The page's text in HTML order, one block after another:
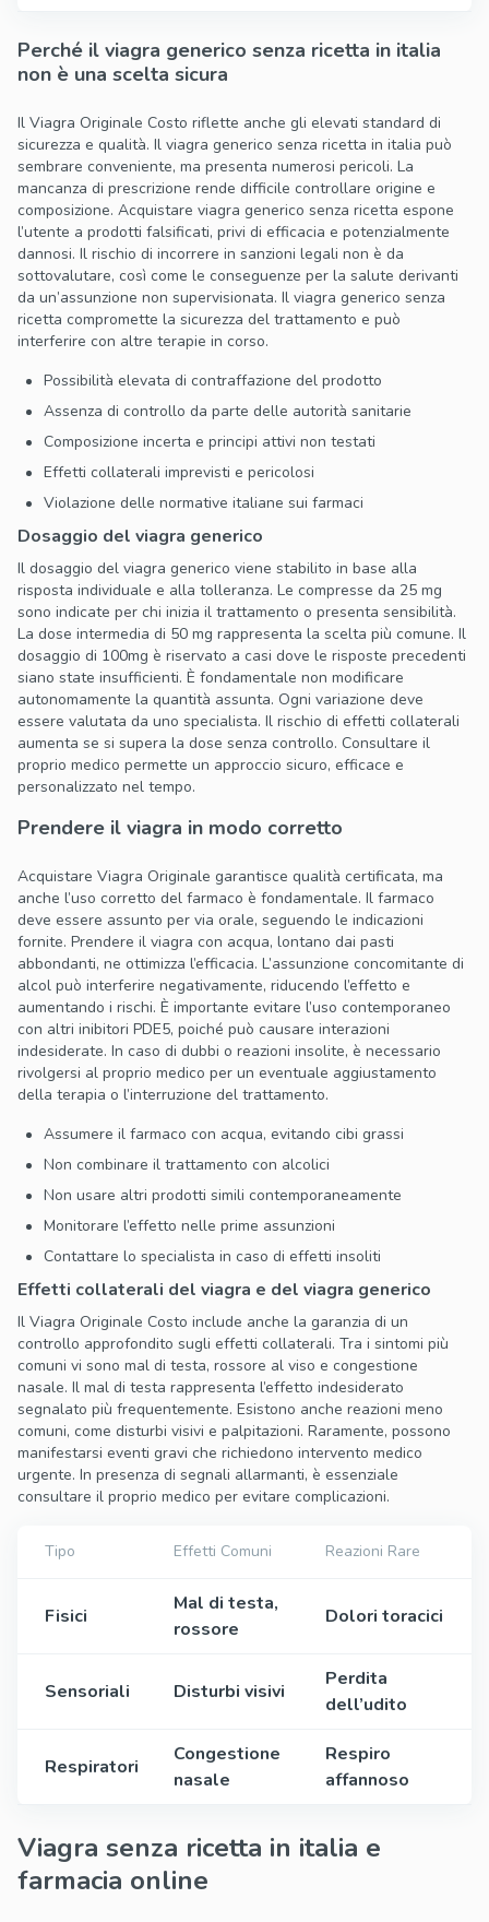
Perché il viagra generico senza ricetta in italia
non è una scelta sicura
Il Viagra Originale Costo riflette anche gli elevati standard di
sicurezza e qualità. Il viagra generico senza ricetta in italia può
sembrare conveniente, ma presenta numerosi pericoli. La
mancanza di prescrizione rende difficile controllare origine e
composizione. Acquistare viagra generico senza ricetta espone
l’utente a prodotti falsificati, privi di efficacia e potenzialmente
dannosi. Il rischio di incorrere in sanzioni legali non è da
sottovalutare, così come le conseguenze per la salute derivanti
da un’assunzione non supervisionata. Il viagra generico senza
ricetta compromette la sicurezza del trattamento e può
interferire con altre terapie in corso.
Possibilità elevata di contraffazione del prodotto
Assenza di controllo da parte delle autorità sanitarie
Composizione incerta e principi attivi non testati
Effetti collaterali imprevisti e pericolosi
Violazione delle normative italiane sui farmaci
Dosaggio del viagra generico
Il dosaggio del viagra generico viene stabilito in base alla
risposta individuale e alla tolleranza. Le compresse da 25 mg
sono indicate per chi inizia il trattamento o presenta sensibilità.
La dose intermedia di 50 mg rappresenta la scelta più comune. Il
dosaggio di 100mg è riservato a casi dove le risposte precedenti
siano state insufficienti. È fondamentale non modificare
autonomamente la quantità assunta. Ogni variazione deve
essere valutata da uno specialista. Il rischio di effetti collaterali
aumenta se si supera la dose senza controllo. Consultare il
proprio medico permette un approccio sicuro, efficace e
personalizzato nel tempo.
Prendere il viagra in modo corretto
Acquistare Viagra Originale garantisce qualità certificata, ma
anche l’uso corretto del farmaco è fondamentale. Il farmaco
deve essere assunto per via orale, seguendo le indicazioni
fornite. Prendere il viagra con acqua, lontano dai pasti
abbondanti, ne ottimizza l’efficacia. L’assunzione concomitante di
alcol può interferire negativamente, riducendo l’effetto e
aumentando i rischi. È importante evitare l’uso contemporaneo
con altri inibitori PDE5, poiché può causare interazioni
indesiderate. In caso di dubbi o reazioni insolite, è necessario
rivolgersi al proprio medico per un eventuale aggiustamento
della terapia o l’interruzione del trattamento.
Assumere il farmaco con acqua, evitando cibi grassi
Non combinare il trattamento con alcolici
Non usare altri prodotti simili contemporaneamente
Monitorare l’effetto nelle prime assunzioni
Contattare lo specialista in caso di effetti insoliti
Effetti collaterali del viagra e del viagra generico
Il Viagra Originale Costo include anche la garanzia di un
controllo approfondito sugli effetti collaterali. Tra i sintomi più
comuni vi sono mal di testa, rossore al viso e congestione
nasale. Il mal di testa rappresenta l’effetto indesiderato
segnalato più frequentemente. Esistono anche reazioni meno
comuni, come disturbi visivi e palpitazioni. Raramente, possono
manifestarsi eventi gravi che richiedono intervento medico
urgente. In presenza di segnali allarmanti, è essenziale
consultare il proprio medico per evitare complicazioni.
Tipo Effetti Comuni Reazioni Rare
Fisici
Mal di testa,
rossore
Dolori toracici
Sensoriali Disturbi visivi
Perdita
dell’udito
Respiratori
Congestione
nasale
Respiro
affannoso
Viagra senza ricetta in italia e
farmacia online